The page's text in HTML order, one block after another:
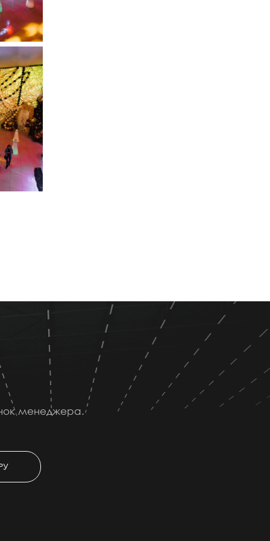
менеджера.